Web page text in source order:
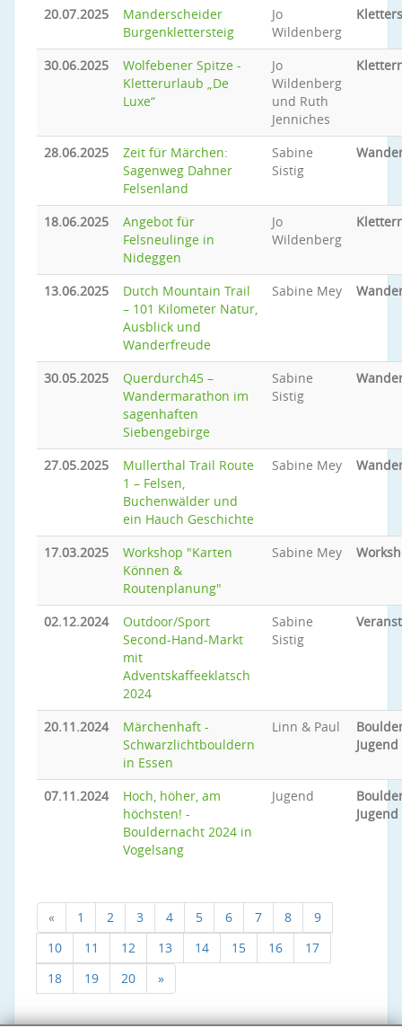
20.07.2025
Manderscheider
Burgenklettersteig
Jo
Wildenberg
30.06.2025
Wolfebener Spitze -
Kletterurlaub „De
Luxe“
Jo
Wildenberg
und Ruth
Jenniches
28.06.2025
Zeit für Märchen:
Sagenweg Dahner
Felsenland
Sabine
Sistig
18.06.2025
Angebot für
Felsneulinge in
Nideggen
Jo
Wildenberg
13.06.2025
Dutch Mountain Trail
– 101 Kilometer Natur,
Ausblick und
Wanderfreude
Sabine Mey
30.05.2025
Querdurch45 –
Wandermarathon im
sagenhaften
Siebengebirge
Sabine
Sistig
27.05.2025
Mullerthal Trail Route
1 – Felsen,
Buchenwälder und
ein Hauch Geschichte
Sabine Mey
17.03.2025
Workshop "Karten
Können &
Routenplanung"
Sabine Mey
02.12.2024
Outdoor/Sport
Second-Hand-Markt
mit
Adventskaffeeklatsch
2024
Sabine
Sistig
20.11.2024
Märchenhaft -
Schwarzlichtbouldern
in Essen
Linn & Paul
Jugend
07.11.2024
Hoch, höher, am
höchsten! -
Bouldernacht 2024 in
Vogelsang
Jugend
Jugend
« 1 2 3 4 5 6 7 8
9
10
11 12 13 14 15 16
17
18
19 20 »